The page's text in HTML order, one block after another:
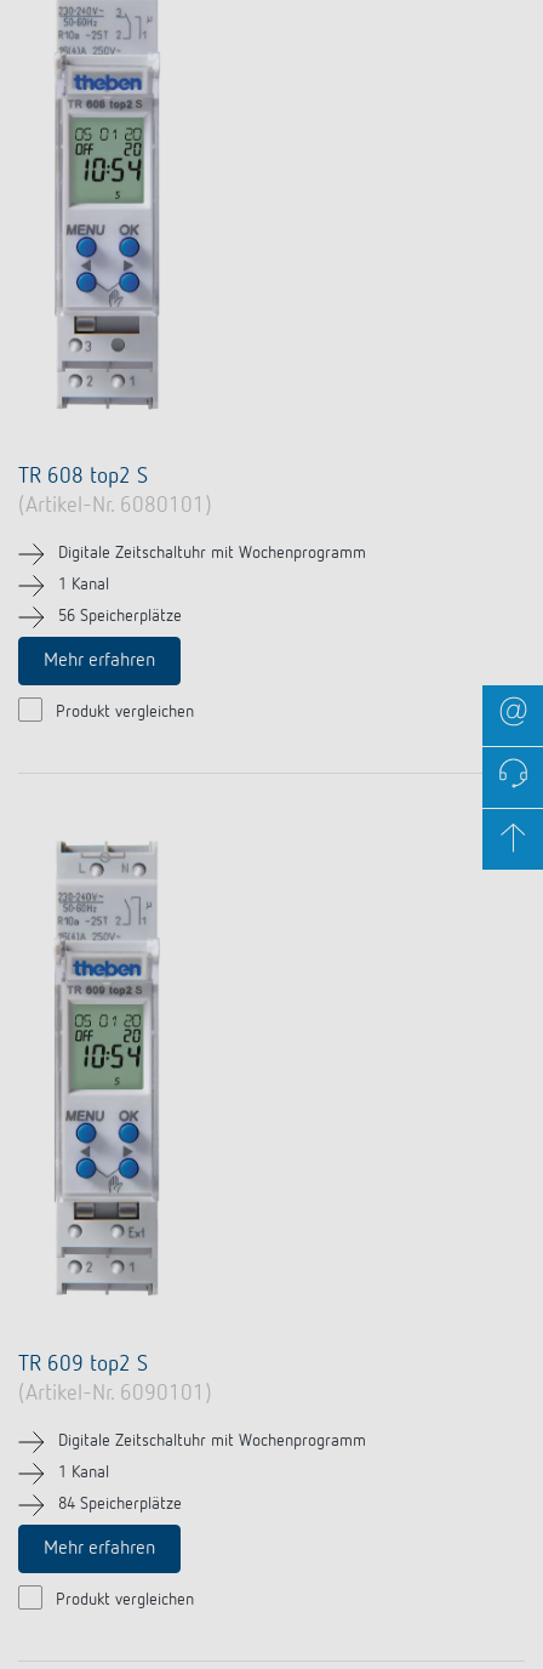
TR 608 top2 S
(Artikel-Nr. 6080101)
Digitale Zeitschaltuhr mit Wochenprogramm
1 Kanal
56 Speicherplätze
Mehr erfahren
Produkt vergleichen
TR 609 top2 S
(Artikel-Nr. 6090101)
Digitale Zeitschaltuhr mit Wochenprogramm
1 Kanal
84 Speicherplätze
Mehr erfahren
Produkt vergleichen